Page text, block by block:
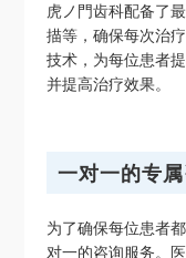
虎ノ門齿科配备了
描等，确保每次治
技术，为每位患者
并提高治疗效果。
一对一的专
为了确保每位患者
对一的咨询服务。